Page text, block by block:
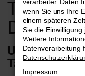
Unsere Tipps
verarbeiten Daten
wenn Sie uns Ihre
einem späteren
Sie die Einwilligung
Weitere
Datenverarbeitung
Impressum